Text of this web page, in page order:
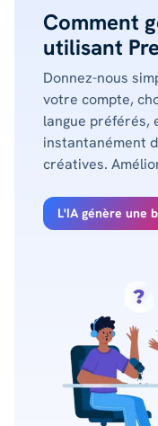
Comment
utilisant
Donnez-nous
votre compte,
langue préférés,
instantanément
créatives.
L'IA génère une